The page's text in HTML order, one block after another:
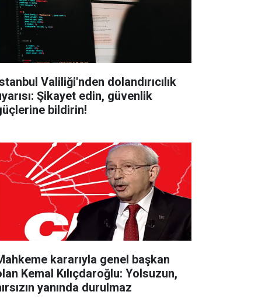
Valiliği'nden dolandırıcılık
Şikayet edin, güvenlik
bildirin!
kararıyla genel başkan
Kemal Kılıçdaroğlu: Yolsuzun,
yanında durulmaz